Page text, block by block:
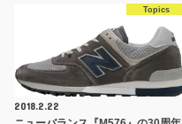
Topics
2018.2.22